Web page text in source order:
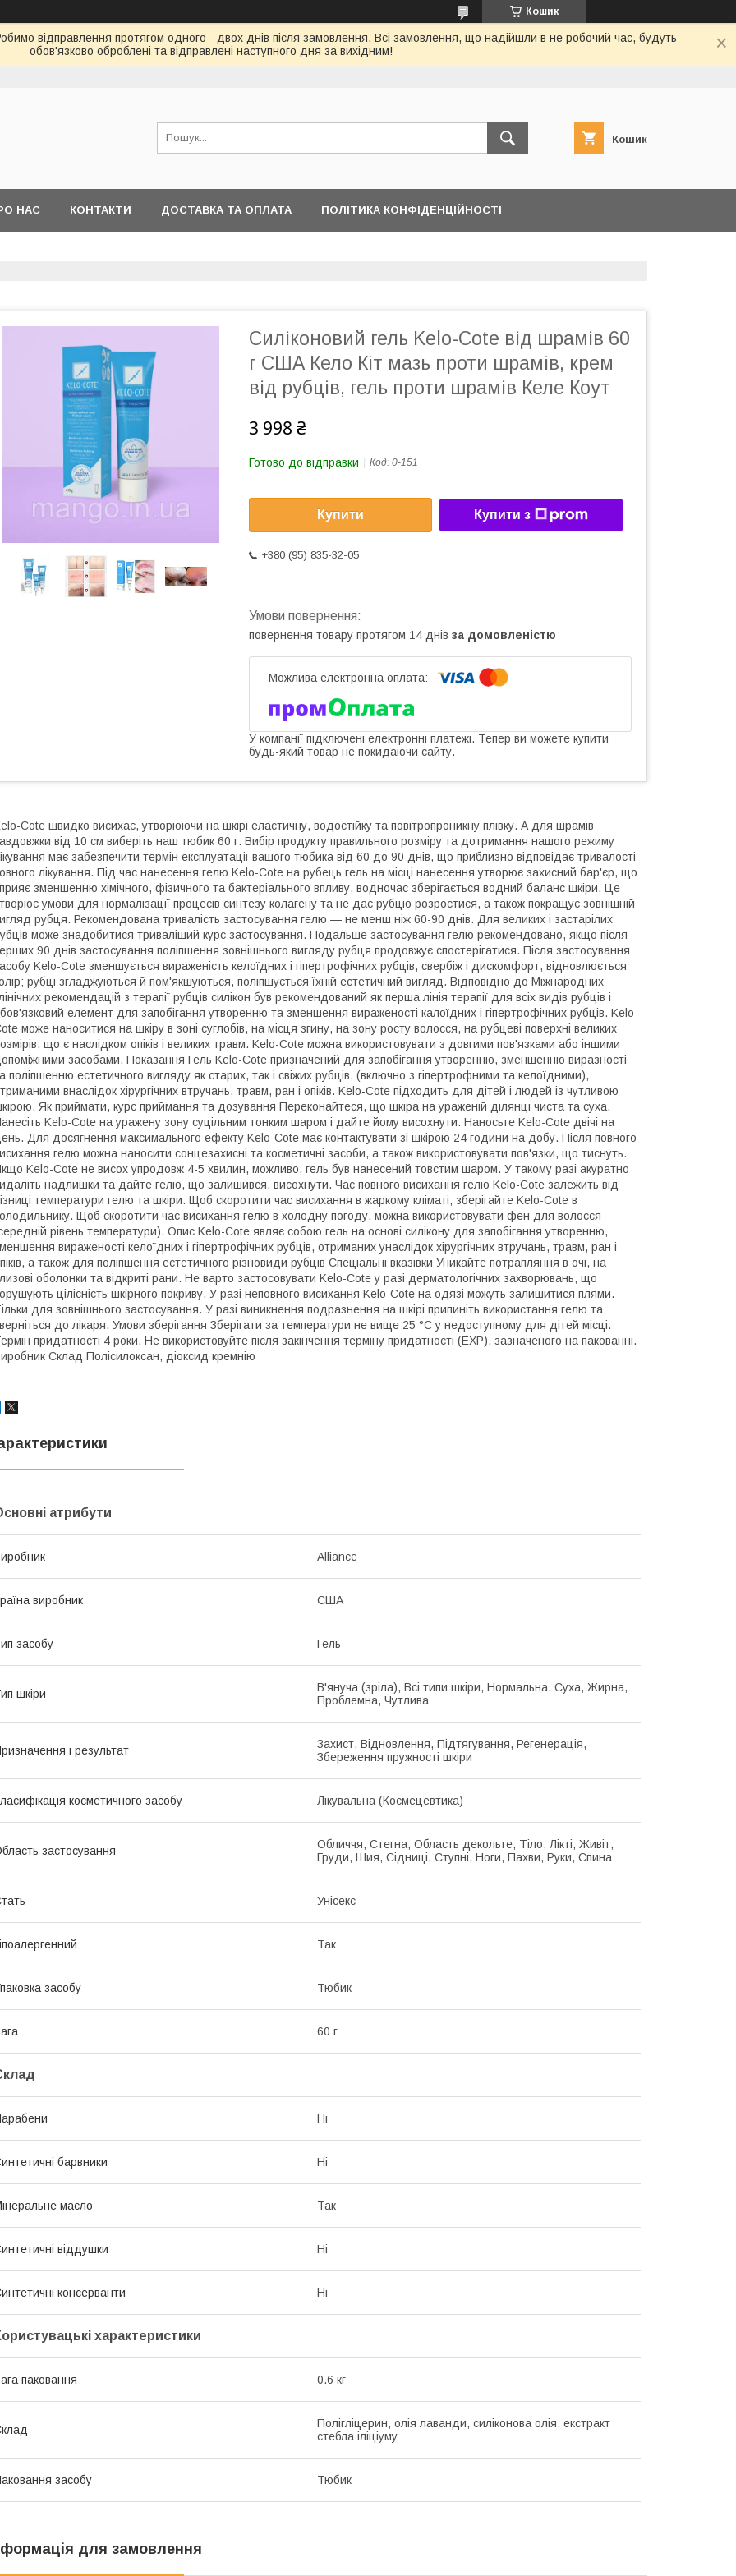
Кошик
відправлення протягом одного - двох днів після замовлення. Всі замовлення, що надійшли в не робочий час, будуть
обов'язково оброблені та відправлені наступного дня за вихідним!
Кошик
НАС КОНТАКТИ ДОСТАВКА ТА ОПЛАТА ПОЛІТИКА КОНФІДЕНЦІЙНОСТІ
Силіконовий гель Kelo-Cote від шрамів 60
г США Кело Кіт мазь проти шрамів, крем
від рубців, гель проти шрамів Келе Коут
3 998 ₴
Готово до відправки Код: 0-151
Купити Купити з
+380 (95) 835-32-05
повернення товару протягом 14 днів за домовленістю
У компанії підключені електронні платежі. Тепер ви можете купити
будь-який товар не покидаючи сайту.
Cote швидко висихає, утворюючи на шкірі еластичну, водостійку та повітропроникну плівку. А для шрамів
від 10 см виберіть наш тюбик 60 г. Вибір продукту правильного розміру та дотримання нашого режиму
має забезпечити термін експлуатації вашого тюбика від 60 до 90 днів, що приблизно відповідає тривалості
лікування. Під час нанесення гелю Kelo-Cote на рубець гель на місці нанесення утворює захисний бар'єр, що
зменшенню хімічного, фізичного та бактеріального впливу, водночас зберігається водний баланс шкіри. Це
умови для нормалізації процесів синтезу колагену та не дає рубцю розростися, а також покращує зовнішній
рубця. Рекомендована тривалість застосування гелю — не менш ніж 60-90 днів. Для великих і застарілих
може знадобитися триваліший курс застосування. Подальше застосування гелю рекомендовано, якщо після
90 днів застосування поліпшення зовнішнього вигляду рубця продовжує спостерігатися. Після застосування
Kelo-Cote зменшується вираженість келоїдних і гіпертрофічних рубців, свербіж і дискомфорт, відновлюється
рубці згладжуються й пом'якшуються, поліпшується їхній естетичний вигляд. Відповідно до Міжнародних
рекомендацій з терапії рубців силікон був рекомендований як перша лінія терапії для всіх видів рубців і
елемент для запобігання утворенню та зменшення вираженості калоїдних і гіпертрофічних рубців. Kelo-
може наноситися на шкіру в зоні суглобів, на місця згину, на зону росту волосся, на рубцеві поверхні великих
що є наслідком опіків і великих травм. Kelo-Cote можна використовувати з довгими пов'язками або іншими
засобами. Показання Гель Kelo-Cote призначений для запобігання утворенню, зменшенню виразності
поліпшенню естетичного вигляду як старих, так і свіжих рубців, (включно з гіпертрофними та келоїдними),
внаслідок хірургічних втручань, травм, ран і опіків. Kelo-Cote підходить для дітей і людей із чутливою
Як приймати, курс приймання та дозування Переконайтеся, що шкіра на ураженій ділянці чиста та суха.
Kelo-Cote на уражену зону суцільним тонким шаром і дайте йому висохнути. Наносьте Kelo-Cote двічі на
Для досягнення максимального ефекту Kelo-Cote має контактувати зі шкірою 24 години на добу. Після повного
гелю можна наносити сонцезахисні та косметичні засоби, а також використовувати пов'язки, що тиснуть.
Kelo-Cote не висох упродовж 4-5 хвилин, можливо, гель був нанесений товстим шаром. У такому разі акуратно
надлишки та дайте гелю, що залишився, висохнути. Час повного висихання гелю Kelo-Cote залежить від
температури гелю та шкіри. Щоб скоротити час висихання в жаркому кліматі, зберігайте Kelo-Cote в
Щоб скоротити час висихання гелю в холодну погоду, можна використовувати фен для волосся
рівень температури). Опис Kelo-Cote являє собою гель на основі силікону для запобігання утворенню,
вираженості келоїдних і гіпертрофічних рубців, отриманих унаслідок хірургічних втручань, травм, ран і
а також для поліпшення естетичного різновиди рубців Спеціальні вказівки Уникайте потрапляння в очі, на
оболонки та відкриті рани. Не варто застосовувати Kelo-Cote у разі дерматологічних захворювань, що
цілісність шкірного покриву. У разі неповного висихання Kelo-Cote на одязі можуть залишитися плями.
для зовнішнього застосування. У разі виникнення подразнення на шкірі припиніть використання гелю та
до лікаря. Умови зберігання Зберігати за температури не вище 25 °C у недоступному для дітей місці.
придатності 4 роки. Не використовуйте після закінчення терміну придатності (EXP), зазначеного на пакованні.
Склад Полісилоксан, діоксид кремнію
атрибути
Alliance
виробник США
засобу Гель
шкіри
В'януча (зріла), Всі типи шкіри, Нормальна, Суха, Жирна,
Проблемна, Чутлива
і результат
Захист, Відновлення, Підтягування, Регенерація,
Збереження пружності шкіри
косметичного засобу Лікувальна (Космецевтика)
застосування
Обличчя, Стегна, Область декольте, Тіло, Лікті, Живіт,
Груди, Шия, Сідниці, Ступні, Ноги, Пахви, Руки, Спина
Унісекс
Так
засобу Тюбик
60 г
Ні
барвники Ні
масло Так
віддушки Ні
консерванти Ні
характеристики
паковання 0.6 кг
Полігліцерин, олія лаванди, силіконова олія, екстракт
стебла іліціуму
засобу Тюбик
для замовлення